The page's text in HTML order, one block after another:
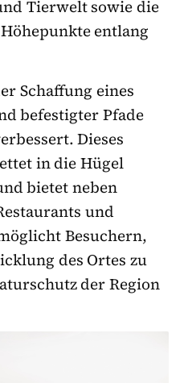
Tierwelt sowie die
entlang
Schaffung eines
befestigter Pfade
Dieses
in die Hügel
bietet neben
und
Besuchern,
des Ortes zu
der Region